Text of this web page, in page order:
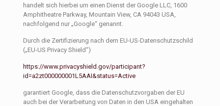
handelt sich hierbei um einen Dienst der Google LLC, 1600
Amphitheatre Parkway, Mountain View, CA 94043 USA,
nachfolgend nur „Google“ genannt.
Durch die Zertifizierung nach dem EU-US-Datenschutzschild
(„EU-US Privacy Shield“)
https://www.privacyshield.gov/participant?
id=a2zt000000001L5AAI&status=Active
garantiert Google, dass die Datenschutzvorgaben der EU
auch bei der Verarbeitung von Daten in den USA eingehalten